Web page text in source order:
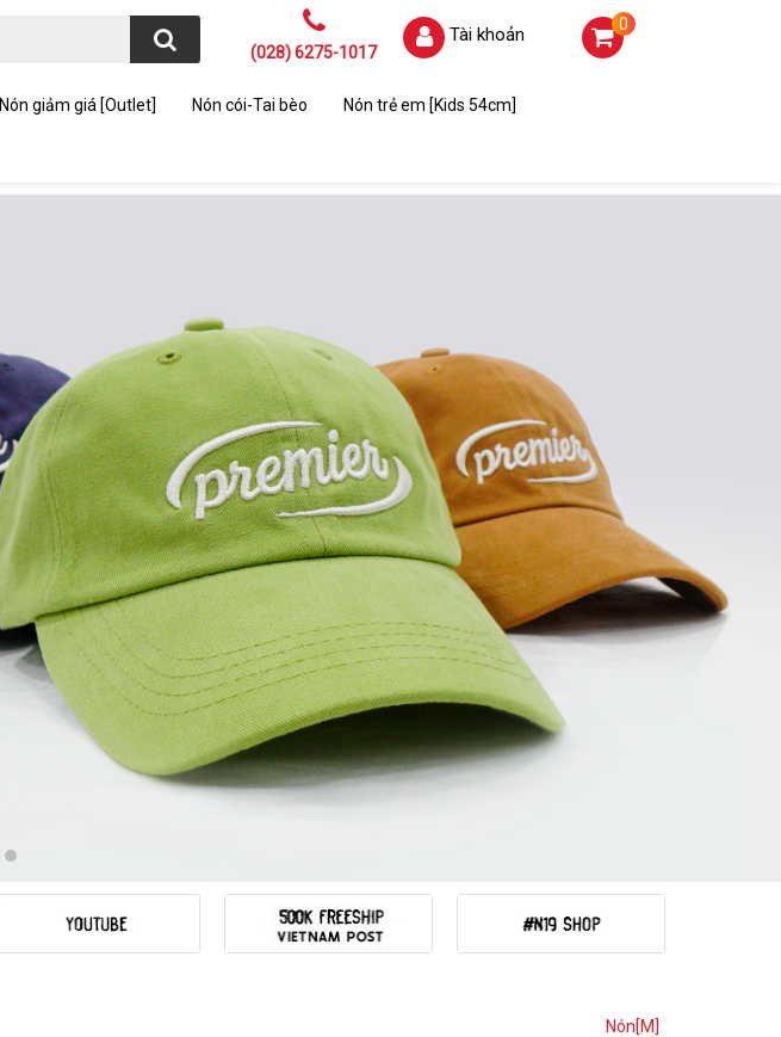
(028) 6275-1017
Tài khoản 0
Nón giảm giá [Outlet] Nón cói-Tai bèo Nón trẻ em [Kids 54cm]
Nón[M]